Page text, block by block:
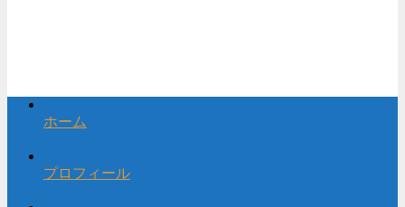
ホーム
プロフィール